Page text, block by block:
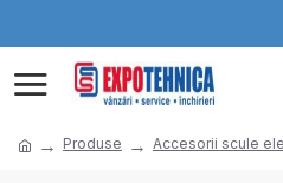
Produse Accesorii scule